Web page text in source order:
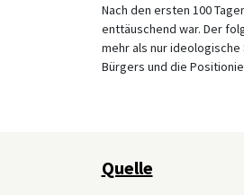
Nach den ersten 100
enttäuschend war. Der
mehr als nur
Bürgers und die
Quelle